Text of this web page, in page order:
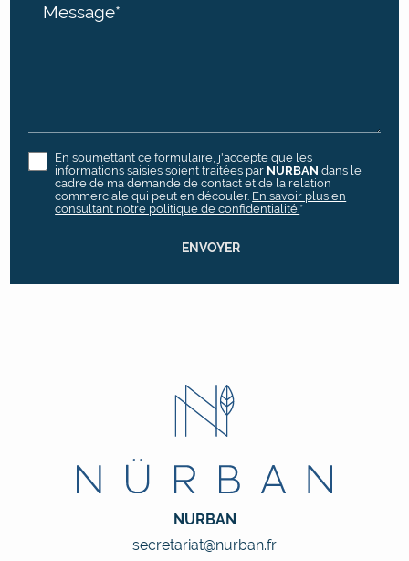
Message*
En soumettant ce formulaire, j'accepte que les
informations saisies soient traitées par NURBAN dans le
cadre de ma demande de contact et de la relation
commerciale qui peut en découler. En savoir plus en
consultant notre politique de confidentialité.*
NURBAN
secretariat@nurban.fr